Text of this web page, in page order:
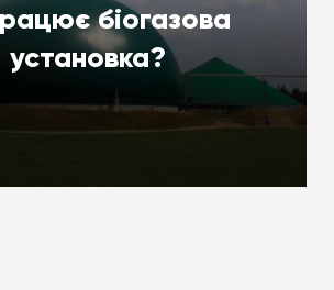
біогазова
установка?